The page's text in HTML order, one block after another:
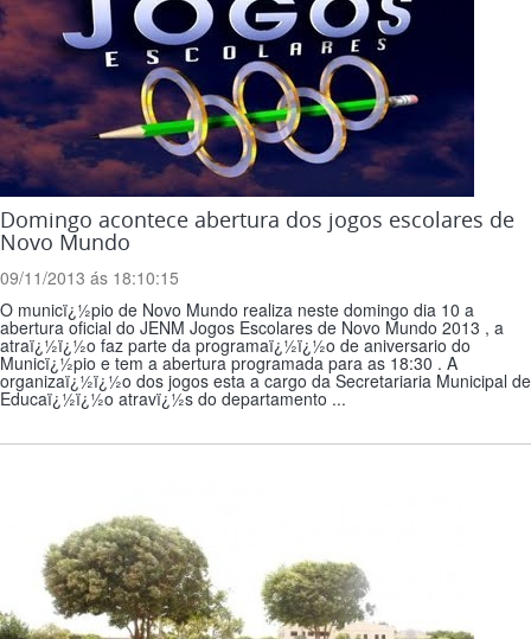
Domingo acontece abertura dos jogos escolares de
Novo Mundo
09/11/2013 ás 18:10:15
O municï¿½pio de Novo Mundo realiza neste domingo dia 10 a
abertura oficial do JENM Jogos Escolares de Novo Mundo 2013 , a
atraï¿½ï¿½o faz parte da programaï¿½ï¿½o de aniversario do
Municï¿½pio e tem a abertura programada para as 18:30 . A
organizaï¿½ï¿½o dos jogos esta a cargo da Secretariaria Municipal de
Educaï¿½ï¿½o atravï¿½s do departamento ...